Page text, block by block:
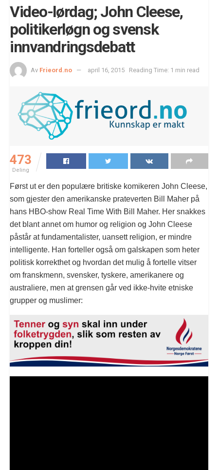
Video-lørdag; John Cleese,
politikerløgn og svensk
innvandringsdebatt
Av Frieord.no april 16, 2015 Reading Time: 1 min read
473
Deling
Først ut er den populære britiske komikeren John Cleese,
som gjester den amerikanske prateverten Bill Maher på
hans HBO-show Real Time With Bill Maher. Her snakkes
det blant annet om humor og religion og John Cleese
påstår at fundamentalister, uansett religion, er mindre
intelligente. Han forteller også om galskapen som heter
politisk korrekthet og hvordan det mulig å fortelle vitser
om franskmenn, svensker, tyskere, amerikanere og
australiere, men at grensen går ved ikke-hvite etniske
grupper og muslimer: